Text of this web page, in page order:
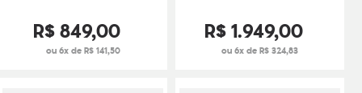
R$849,00
ou 6x de R$ 141,50
R$1.949,00
ou 6x de R$ 324,83